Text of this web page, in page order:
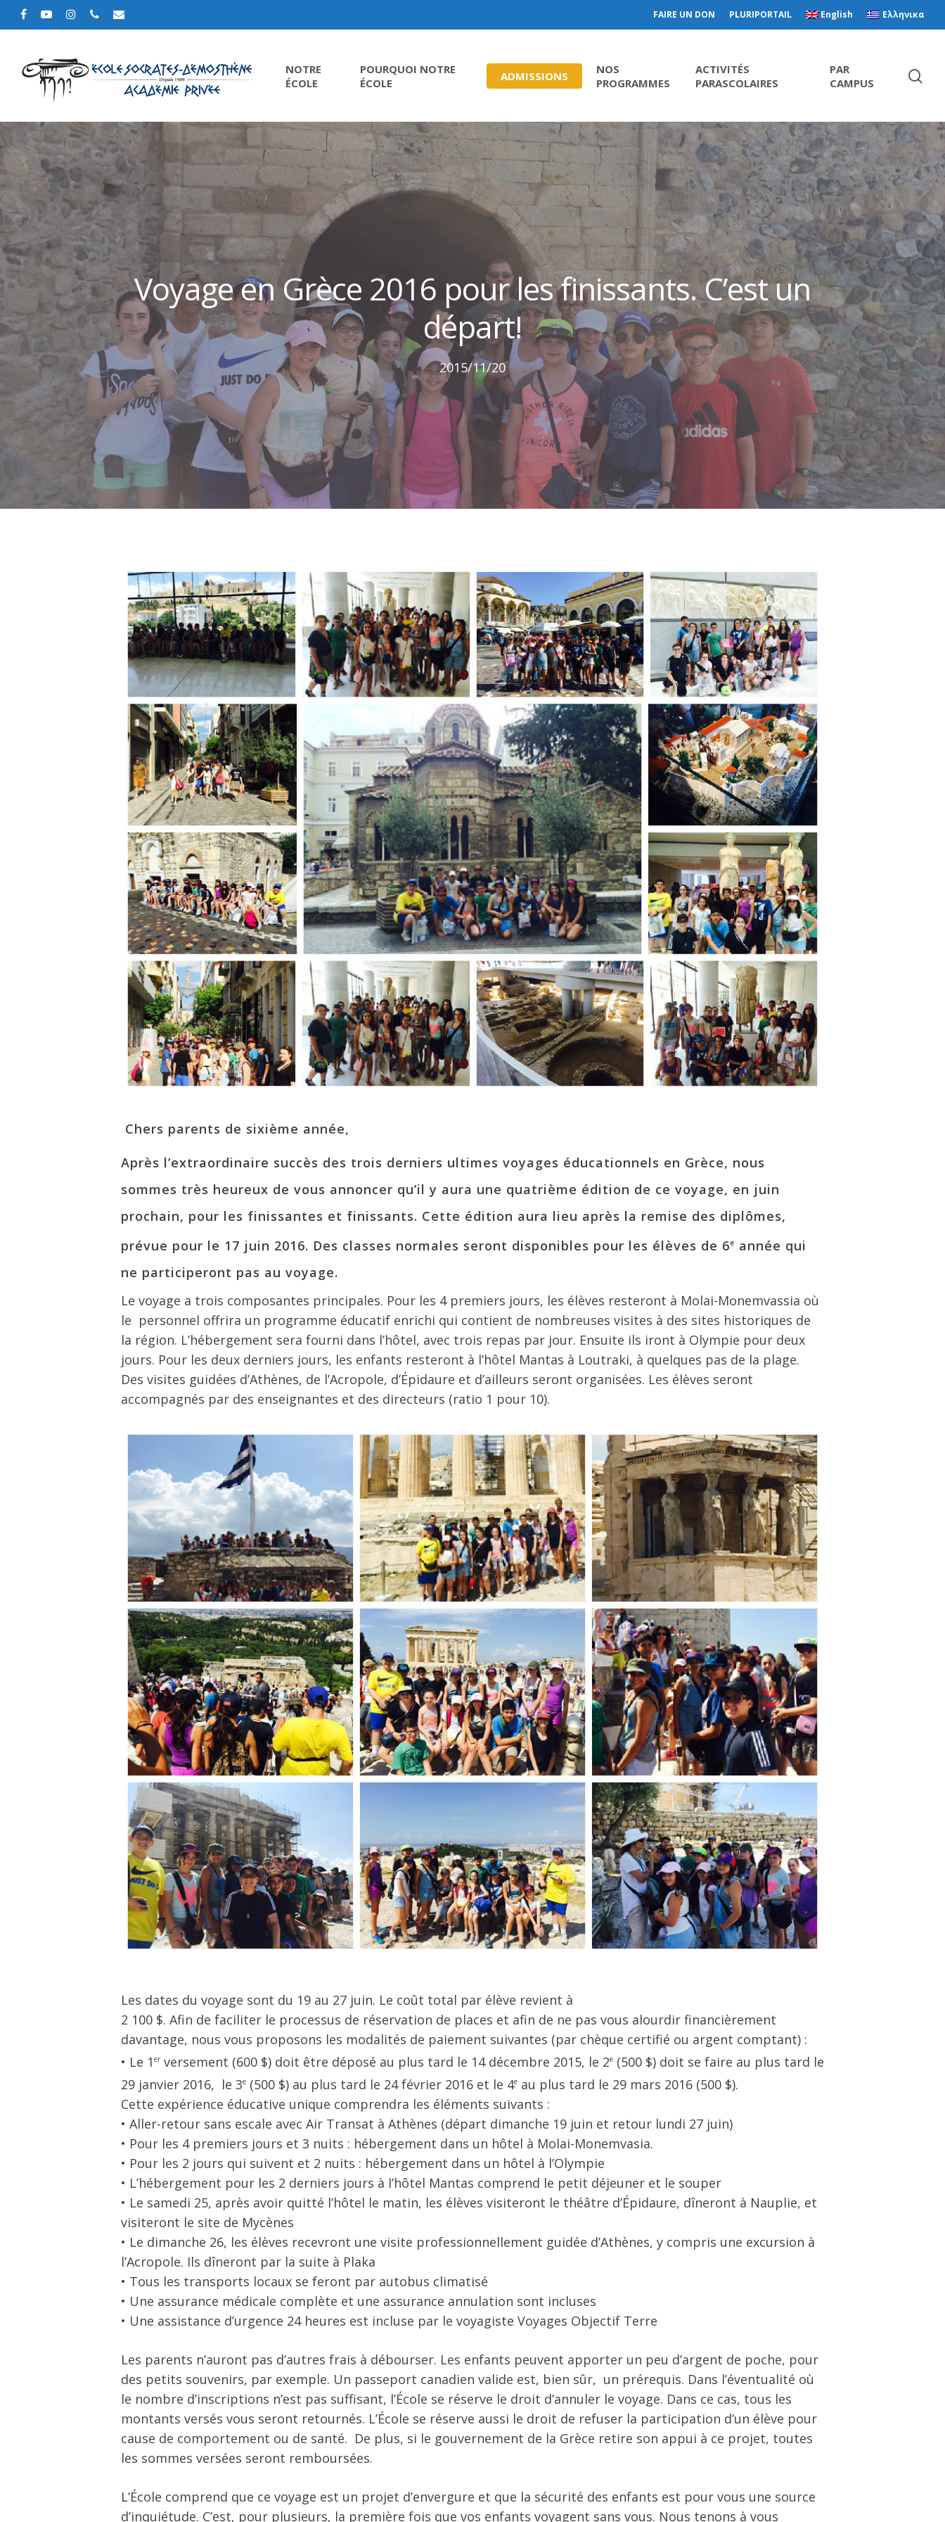
FAIRE UN DON PLURIPORTAIL English Ελληνικα
Hit enter to search or ESC to close
NOTRE
ÉCOLE
POURQUOI NOTRE
ÉCOLE
ADMISSIONS
NOS
PROGRAMMES
ACTIVITÉS
PARASCOLAIRES
PAR
CAMPUS
Voyage en Grèce 2016 pour les finissants. C’est un
départ!
2015/11/20
Chers parents de sixième année,
Après l’extraordinaire succès des trois derniers ultimes voyages éducationnels en Grèce, nous
sommes très heureux de vous annoncer qu’il y aura une quatrième édition de ce voyage, en juin
prochain, pour les finissantes et finissants. Cette édition aura lieu après la remise des diplômes,
prévue pour le 17 juin 2016. Des classes normales seront disponibles pour les élèves de 6e année qui
ne participeront pas au voyage.
Le voyage a trois composantes principales. Pour les 4 premiers jours, les élèves resteront à Molai-Monemvassia où
le personnel offrira un programme éducatif enrichi qui contient de nombreuses visites à des sites historiques de
la région. L’hébergement sera fourni dans l’hôtel, avec trois repas par jour. Ensuite ils iront à Olympie pour deux
jours. Pour les deux derniers jours, les enfants resteront à l’hôtel Mantas à Loutraki, à quelques pas de la plage.
Des visites guidées d’Athènes, de l’Acropole, d’Épidaure et d’ailleurs seront organisées. Les élèves seront
accompagnés par des enseignantes et des directeurs (ratio 1 pour 10).
Les dates du voyage sont du 19 au 27 juin. Le coût total par élève revient à
2 100 $. Afin de faciliter le processus de réservation de places et afin de ne pas vous alourdir financièrement
davantage, nous vous proposons les modalités de paiement suivantes (par chèque certifié ou argent comptant) :
• Le 1 er versement (600 $) doit être déposé au plus tard le 14 décembre 2015, le 2e (500 $) doit se faire au plus tard le
29 janvier 2016, le 3e (500 $) au plus tard le 24 février 2016 et le 4e au plus tard le 29 mars 2016 (500 $).
Cette expérience éducative unique comprendra les éléments suivants :
• Aller-retour sans escale avec Air Transat à Athènes (départ dimanche 19 juin et retour lundi 27 juin)
• Pour les 4 premiers jours et 3 nuits : hébergement dans un hôtel à Molai-Monemvasia.
• Pour les 2 jours qui suivent et 2 nuits : hébergement dans un hôtel à l’Olympie
• L’hébergement pour les 2 derniers jours à l’hôtel Mantas comprend le petit déjeuner et le souper
• Le samedi 25, après avoir quitté l’hôtel le matin, les élèves visiteront le théâtre d’Épidaure, dîneront à Nauplie, et
visiteront le site de Mycènes
• Le dimanche 26, les élèves recevront une visite professionnellement guidée d’Athènes, y compris une excursion à
l’Acropole. Ils dîneront par la suite à Plaka
• Tous les transports locaux se feront par autobus climatisé
• Une assurance médicale complète et une assurance annulation sont incluses
• Une assistance d’urgence 24 heures est incluse par le voyagiste Voyages Objectif Terre
Les parents n’auront pas d’autres frais à débourser. Les enfants peuvent apporter un peu d’argent de poche, pour
des petits souvenirs, par exemple. Un passeport canadien valide est, bien sûr, un prérequis. Dans l’éventualité où
le nombre d’inscriptions n’est pas suffisant, l’École se réserve le droit d’annuler le voyage. Dans ce cas, tous les
montants versés vous seront retournés. L’École se réserve aussi le droit de refuser la participation d’un élève pour
cause de comportement ou de santé. De plus, si le gouvernement de la Grèce retire son appui à ce projet, toutes
les sommes versées seront remboursées.
L’École comprend que ce voyage est un projet d’envergure et que la sécurité des enfants est pour vous une source
d’inquiétude. C’est, pour plusieurs, la première fois que vos enfants voyagent sans vous. Nous tenons à vous